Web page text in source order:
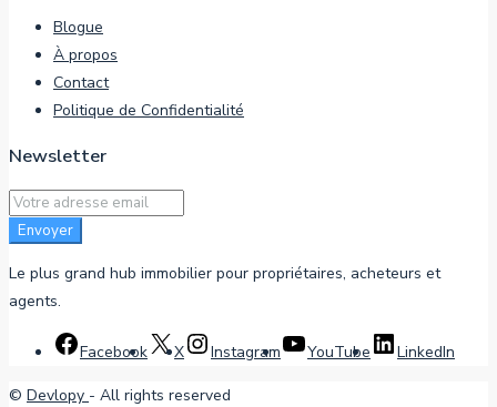
Blogue
À propos
Contact
Politique de Confidentialité
Newsletter
Envoyer
Le plus grand hub immobilier pour propriétaires, acheteurs et
agents.
Facebook X Instagram YouTube LinkedIn
© Devlopy - All rights reserved